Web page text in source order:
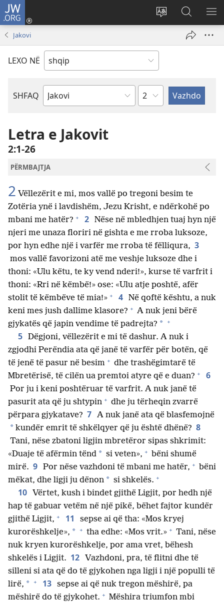
JW.ORG
Ndrysho
Hyr
me
dritare
Kërko
në
JW.ORG
Jakovi
LEXO NË
SHFAQ
Librit
Biblës
Kapitullit
Letra e Jakovit
2:1-26
PËRMBAJTJA
2 Vëllezërit e mi, mos vallë po tregoni besim te
Zotëria ynë i lavdishëm, Jezu Krisht, e ndërkohë po
mbani me hatër? + 2 Nëse në mbledhjen tuaj hyn një
njeri me unaza floriri në gishta e me rroba luksoze,
por hyn edhe një i varfër me rroba të fëlliqura, 3
mos vallë favorizoni atë me veshje luksoze dhe i
thoni: «Ulu këtu, te ky vend nderi!», kurse të varfrit i
thoni: «Rri në këmbë!» ose: «Ulu atje poshtë, afër
stolit të këmbëve të mia!» + 4 Në qoftë kështu, a nuk
keni mes jush dallime klasore? + A nuk jeni bërë
gjykatës që japin vendime të padrejta? * +
5 Dëgjoni, vëllezërit e mi të dashur. A nuk i
zgjodhi Perëndia ata që janë të varfër për botën, që
të jenë të pasur në besim + dhe trashëgimtarë të
Mbretërisë, të cilën ua premtoi atyre që e duan? + 6
Por ju i keni poshtëruar të varfrit. A nuk janë të
pasurit ata që ju shtypin + dhe ju tërheqin zvarrë
përpara gjykatave? 7 A nuk janë ata që blasfemojnë
* kundër emrit të shkëlqyer që ju është dhënë? 8
Tani, nëse zbatoni ligjin mbretëror sipas shkrimit:
«Duaje të afërmin tënd * si veten», + bëni shumë
mirë. 9 Por nëse vazhdoni të mbani me hatër, + bëni
mëkat, dhe ligji ju dënon * si shkelës. +
10
Vërtet, kush i bindet gjithë Ligjit, por hedh një
hap të gabuar vetëm në një pikë, bëhet fajtor kundër
gjithë Ligjit, + 11
sepse ai që tha: «Mos kryej
kurorëshkelje», * + tha edhe: «Mos vrit.» + Tani, nëse
nuk kryen kurorëshkelje, por ama vret, bëhesh
shkelës i Ligjit. 12
Vazhdoni, pra, të flitni dhe të
silleni si ata që do të gjykohen nga ligji i një populli të
lirë, * + 13 sepse ai që nuk tregon mëshirë, pa
mëshirë do të gjykohet. + Mëshira triumfon mbi